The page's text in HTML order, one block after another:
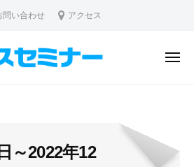
問い合わせ アクセス
メ
～2022年12